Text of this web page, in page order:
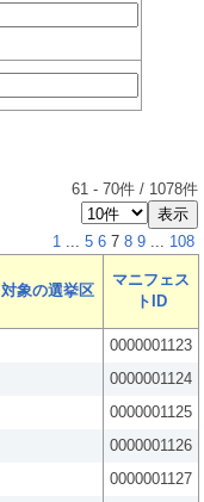
61 - 70件 / 1078件
1 ... 5 6 7 8 9 ... 108
対象の選挙区
マニフェス
トID
0000001123
0000001124
0000001125
0000001126
0000001127